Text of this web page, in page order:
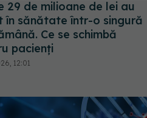
29 de milioane de lei au
în sănătate într-o singură
Ce se schimbă
pacienți
12:01